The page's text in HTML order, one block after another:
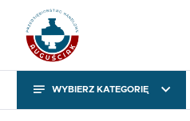
KATEGORIE
WYBIERZ KATEGORIĘ